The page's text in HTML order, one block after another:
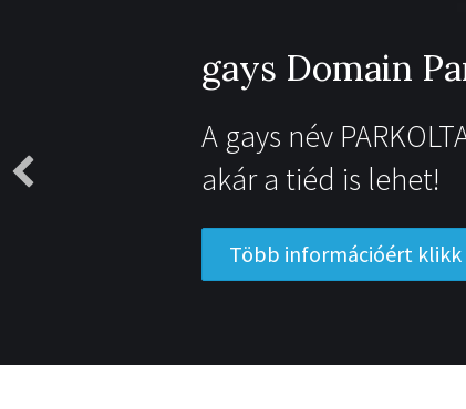
gays Domain
A gays név
akár a tiéd is lehet!
Több információért klikk